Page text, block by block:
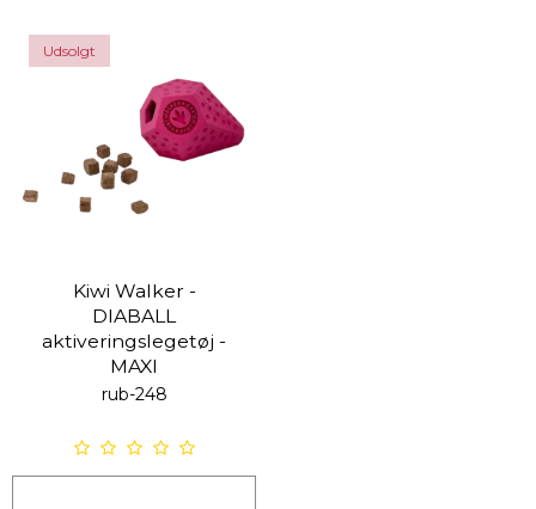
Udsolgt
Kiwi Walker -
DIABALL
aktiveringslegetøj -
MAXI
rub-248